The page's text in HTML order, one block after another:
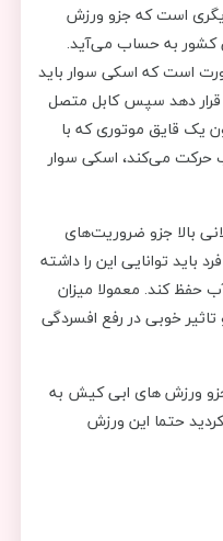
است که جزو ورزش
کشور به حساب می‌آید.
است که اسکی سوار باید
دهد سپس کابل متصل
یک قایق موتوری که با
آب حرکت می‌کند، اسکی سوار
بالا جزو ضروریت‌های
باید توانایی این را داشته
حفظ کند. معمولا میزان
خوبی در رفع افسردگی
ورزش های ابی کیش به
حتما این ورزش